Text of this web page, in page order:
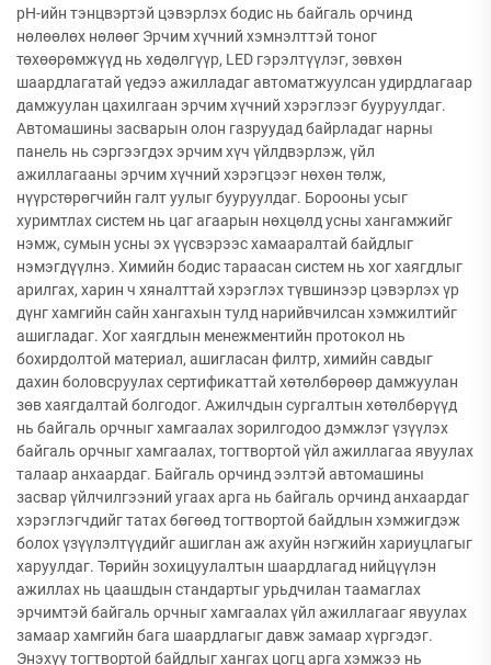
pH-ийн тэнцвэртэй цэвэрлэх бодис нь байгаль орчинд
нөлөөлөх нөлөөг Эрчим хүчний хэмнэлттэй тоног
төхөөрөмжүүд нь хөдөлгүүр, LED гэрэлтүүлэг, зөвхөн
шаардлагатай үедээ ажилладаг автоматжуулсан удирдлагаар
дамжуулан цахилгаан эрчим хүчний хэрэглээг бууруулдаг.
Автомашины засварын олон газруудад байрладаг нарны
панель нь сэргээгдэх эрчим хүч үйлдвэрлэж, үйл
ажиллагааны эрчим хүчний хэрэгцээг нөхөн төлж,
нүүрстөрөгчийн галт уулыг бууруулдаг. Борооны усыг
хуримтлах систем нь цаг агаарын нөхцөлд усны хангамжийг
нэмж, сумын усны эх үүсвэрээс хамааралтай байдлыг
нэмэгдүүлнэ. Химийн бодис тараасан систем нь хог хаягдлыг
арилгах, харин ч хяналттай хэрэглэх түвшинээр цэвэрлэх үр
дүнг хамгийн сайн хангахын тулд нарийвчилсан хэмжилтийг
ашигладаг. Хог хаягдлын менежментийн протокол нь
бохирдолтой материал, ашигласан филтр, химийн савдыг
дахин боловсруулах сертификаттай хөтөлбөрөөр дамжуулан
зөв хаягдалтай болгодог. Ажилчдын сургалтын хөтөлбөрүүд
нь байгаль орчныг хамгаалах зорилгодоо дэмжлэг үзүүлэх
байгаль орчныг хамгаалах, тогтвортой үйл ажиллагаа явуулах
талаар анхаардаг. Байгаль орчинд ээлтэй автомашины
засвар үйлчилгээний угаах арга нь байгаль орчинд анхаардаг
хэрэглэгчдийг татах бөгөөд тогтвортой байдлын хэмжигдэж
болох үзүүлэлтүүдийг ашиглан аж ахуйн нэгжийн хариуцлагыг
харуулдаг. Төрийн зохицуулалтын шаардлагад нийцүүлэн
ажиллах нь цаашдын стандартыг урьдчилан таамаглах
эрчимтэй байгаль орчныг хамгаалах үйл ажиллагааг явуулах
замаар хамгийн бага шаардлагыг давж замаар хүргэдэг.
Энэхүү тогтвортой байдлыг хангах цогц арга хэмжээ нь